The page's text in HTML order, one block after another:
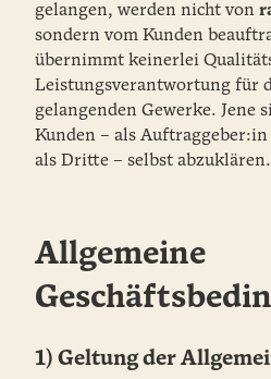
gelangen, werden nicht von
sondern vom Kunden
übernimmt keinerlei
Leistungsverantwortung für
gelangenden Gewerke. Jene
Kunden – als
als Dritte – selbst abzuklären.
Allgemeine
1) Geltung der